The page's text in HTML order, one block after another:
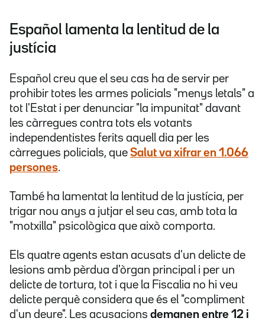
Español lamenta la lentitud de la
justícia
Español creu que el seu cas ha de servir per
prohibir totes les armes policials "menys letals" a
tot l'Estat i per denunciar "la impunitat" davant
les càrregues contra tots els votants
independentistes ferits aquell dia per les
càrregues policials, que Salut va xifrar en 1.066
persones.
També ha lamentat la lentitud de la justícia, per
trigar nou anys a jutjar el seu cas, amb tota la
"motxilla" psicològica que això comporta.
Els quatre agents estan acusats d'un delicte de
lesions amb pèrdua d'òrgan principal i per un
delicte de tortura, tot i que la Fiscalia no hi veu
delicte perquè considera que és el "compliment
d'un deure". Les acusacions demanen entre 12 i